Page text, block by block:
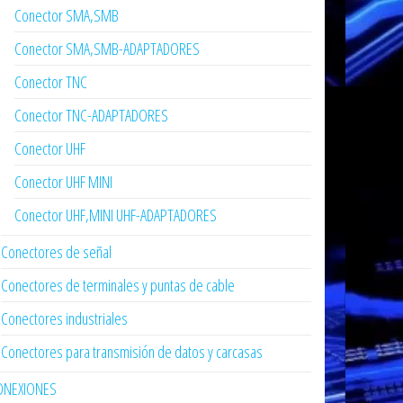
Conector SMA,SMB
Conector SMA,SMB-ADAPTADORES
Conector TNC
Conector TNC-ADAPTADORES
Conector UHF
Conector UHF MINI
Conector UHF,MINI UHF-ADAPTADORES
Conectores de señal
Conectores de terminales y puntas de cable
Conectores industriales
Conectores para transmisión de datos y carcasas